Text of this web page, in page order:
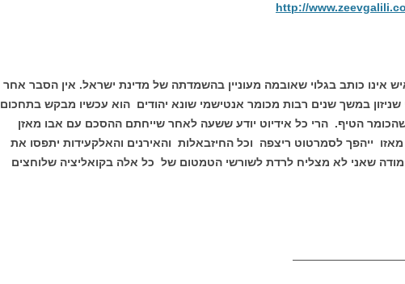
http://
אינו כותב בגלוי שאובמה מעוניין בהשמדתה של מדינת ישראל. אין הסבר אחר
במשך שנים רבות מכומר אנטישמי שונא יהודים הוא עכשיו מבקש בתחכום
הטיף. הרי כל אידיוט יודע ששעה לאחר שייחתם ההסכם עם אבו מאזן
מאזו ייהפך לסמרטוט ריצפה וכל החיזבאלות והאירנים והאלקעידות יתפסו את
מודה שאני לא מצליח לרדת לשורשי הטמטום של כל אלה בקואליציה שלוחצים